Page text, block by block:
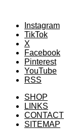
Instagram
TikTok
X
Facebook
Pinterest
YouTube
RSS
SHOP
LINKS
CONTACT
SITEMAP